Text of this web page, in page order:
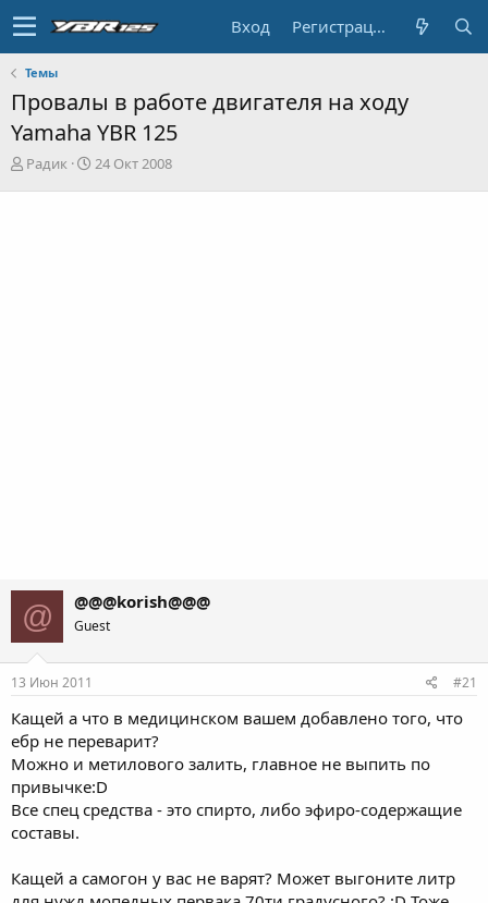
Вход Регистрация
Темы
Провалы в работе двигателя на ходу
Yamaha YBR 125
А
Радик
Д
24 Окт 2008
@ @@@korish@@@
Guest
13 Июн 2011 #21
Кащей а что в медицинском вашем добавлено того, что
ебр не переварит?
Можно и метилового залить, главное не выпить по
привычке:D
Все спец средства - это спирто, либо эфиро-содержащие
составы.
Кащей а самогон у вас не варят? Может выгоните литр